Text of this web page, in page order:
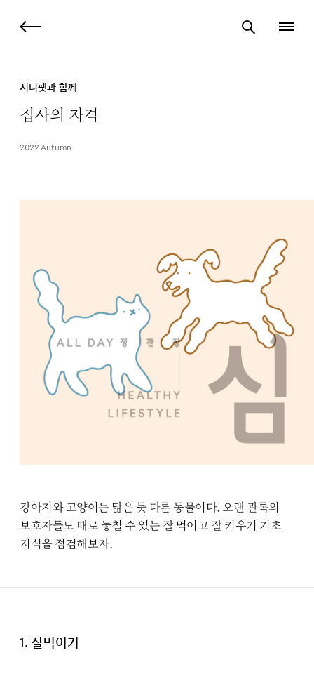
지니펫과 함께
집사의 자격
2022 Autumn
강아지와 고양이는 닮은 듯 다른 동물이다. 오랜 관록의
보호자들도 때로 놓칠 수 있는 잘 먹이고 잘 키우기 기초
지식을 점검해보자.
1. 잘먹이기